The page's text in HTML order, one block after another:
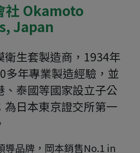
社 Okamoto
Japan
衛生套製造商，1934年
多年專業製造經驗，並
、泰國等國家設立子公
為日本東京證交所第一
導品牌，岡本銷售No.1 in